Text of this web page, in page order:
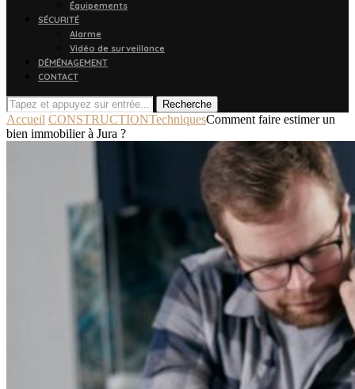
Équipements
SÉCURITÉ
Alarme
Vidéo de surveillance
DÉMÉNAGEMENT
CONTACT
Recherche
Accueil CONSTRUCTIONTechniquesComment faire estimer un
bien immobilier à Jura ?